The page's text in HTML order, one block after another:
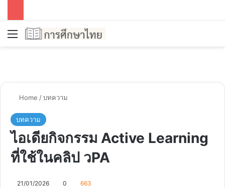
Menu
Home /บทความ
บทความ
ไอเดียกิจกรรม Active Learning
ที่ใช้ในคลิป วPA
21/01/2026 0 663